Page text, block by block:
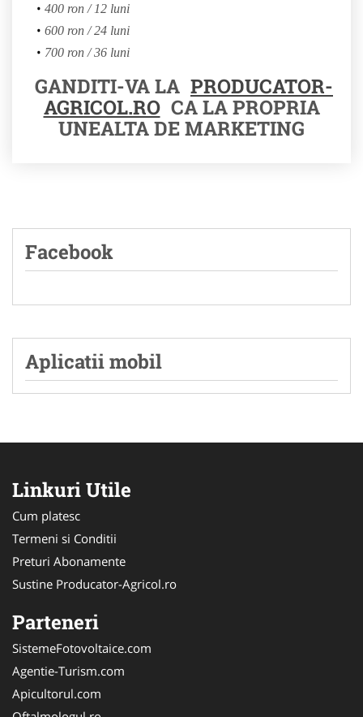
400 ron / 12 luni
600 ron / 24 luni
700 ron / 36 luni
GANDITI-VA LA PRODUCATOR-
AGRICOL.RO CA LA PROPRIA
UNEALTA DE MARKETING
Facebook
Aplicatii mobil
Linkuri Utile
Cum platesc
Termeni si Conditii
Preturi Abonamente
Sustine Producator-Agricol.ro
Parteneri
SistemeFotovoltaice.com
Agentie-Turism.com
Apicultorul.com